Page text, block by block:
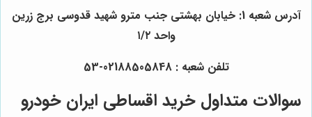
آدرس شعبه 1: خیابان بهشتی جنب مترو شهید قدوسی برج زرین
واحد ۱/۲
تلفن شعبه : 02188505848-53
سوالات متداول خرید اقساطی ایران خودرو